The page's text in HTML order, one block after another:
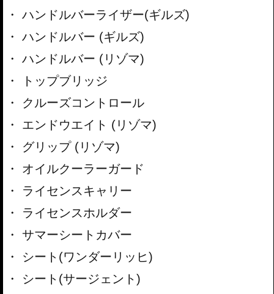
ハンドルバーライザー(ギルズ)
ハンドルバー (ギルズ)
ハンドルバー (リゾマ)
トップブリッジ
クルーズコントロール
エンドウエイト (リゾマ)
グリップ (リゾマ)
オイルクーラーガード
ライセンスキャリー
ライセンスホルダー
サマーシートカバー
シート(ワンダーリッヒ)
シート(サージェント)